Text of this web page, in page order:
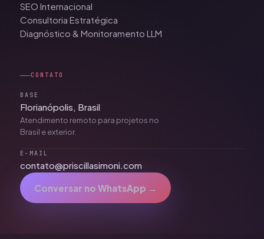
SEO Internacional
Consultoria Estratégica
Diagnóstico & Monitoramento LLM
CONTATO
BASE
Florianópolis, Brasil
Atendimento remoto para projetos no
Brasil e exterior.
E-MAIL
contato@priscillasimoni.com
Conversar no WhatsApp →